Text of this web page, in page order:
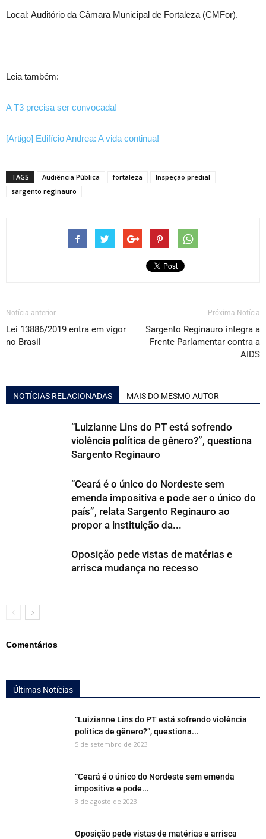
Local: Auditório da Câmara Municipal de Fortaleza (CMFor).
Leia também:
A T3 precisa ser convocada!
[Artigo] Edifício Andrea: A vida continua!
TAGS Audiência Pública fortaleza
Inspeção predial
sargento reginauro
Notícia anterior
Lei 13886/2019 entra em vigor
no Brasil
Próxima Notícia
Sargento Reginauro integra a
Frente Parlamentar contra a
AIDS
NOTÍCIAS RELACIONADAS MAIS DO MESMO AUTOR
“Luizianne Lins do PT está sofrendo
violência política de gênero?”, questiona
Sargento Reginauro
“Ceará é o único do Nordeste sem
emenda impositiva e pode ser o único do
país”, relata Sargento Reginauro ao
propor a instituição da...
Oposição pede vistas de matérias e
arrisca mudança no recesso
Comentários
Últimas Notícias
“Luizianne Lins do PT está sofrendo violência
política de gênero?”, questiona...
5 de setembro de 2023
“Ceará é o único do Nordeste sem emenda
impositiva e pode...
3 de agosto de 2023
Oposição pede vistas de matérias e arrisca